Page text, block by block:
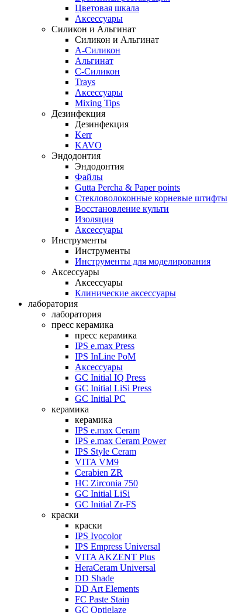
Цветовая шкала
Аксессуары
Силикон и Альгинат
Силикон и Альгинат
A-Силикон
Альгинат
C-Силикон
Trays
Аксессуары
Mixing Tips
Дезинфекция
Дезинфекция
Kerr
KAVO
Эндодонтия
Эндодонтия
Файлы
Gutta Percha & Paper points
Стекловолоконные корневые штифты
Восстановление культи
Изоляция
Аксессуары
Инструменты
Инструменты
Инструменты для моделирования
Аксессуары
Аксессуары
Клинические аксессуары
лаборатория
лаборатория
пресс керамика
пресс керамика
IPS e.max Press
IPS InLine PoM
Аксессуары
GC Initial IQ Press
GC Initial LiSi Press
GC Initial PC
керамика
керамика
IPS e.max Ceram
IPS e.max Ceram Power
IPS Style Ceram
VITA VM9
Cerabien ZR
HC Zirconia 750
GC Initial LiSi
GC Initial Zr-FS
краски
краски
IPS Ivocolor
IPS Empress Universal
VITA AKZENT Plus
HeraCeram Universal
DD Shade
DD Art Elements
FC Paste Stain
GC Optiglaze